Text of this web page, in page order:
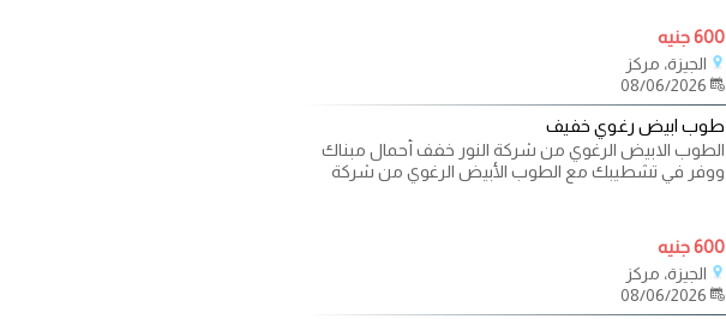
600 جنيه
الجيزة، مركز
طوب ابيض رغوي خفيف
الطوب الابيض الرغوي من شركة النور خفف أحمال مبناك
ووفر في تشطيبك مع الطوب الأبيض الرغوي من شركة
600 جنيه
الجيزة، مركز